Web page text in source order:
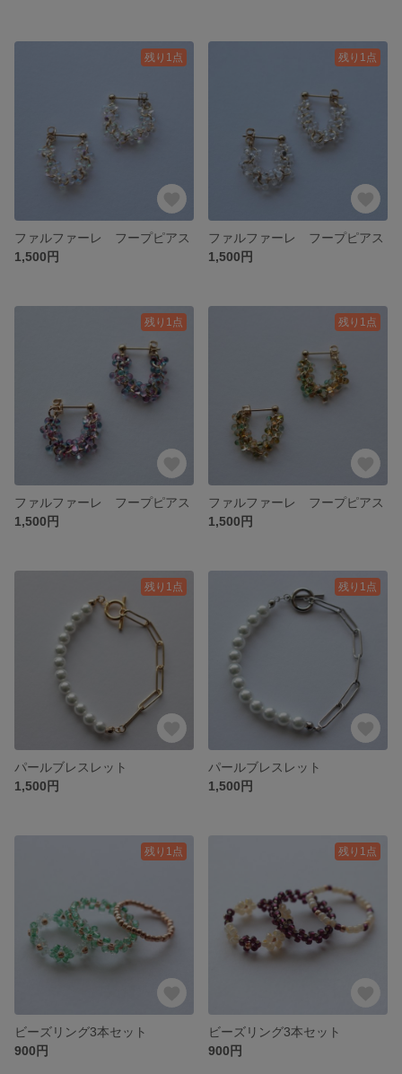
残り1点
ファルファーレ フープピアス
1,500円
残り1点
ファルファーレ フープピアス
1,500円
残り1点
ファルファーレ フープピアス
1,500円
残り1点
ファルファーレ フープピアス
1,500円
残り1点
パールブレスレット
1,500円
残り1点
パールブレスレット
1,500円
残り1点
ビーズリング3本セット
900円
残り1点
ビーズリング3本セット
900円